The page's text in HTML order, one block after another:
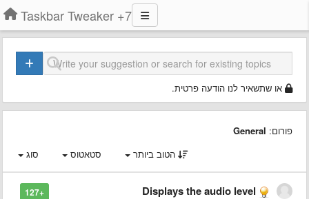
7+ Taskbar Tweaker
או שתשאיר לנו הודעה פרטית.
פורום: General
סוג
סטאטוס הטוב ביותר
+127 Displays the audio level